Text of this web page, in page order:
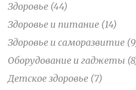
Здоровье (44)
Здоровье и питание (14)
Здоровье и саморазвитие
Оборудование и гаджеты
Детское здоровье (7)